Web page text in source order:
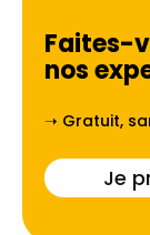
Faites-
nos
➝ Gratuit,
Je